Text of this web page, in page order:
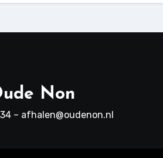
Non
– afhalen@oudenon.nl